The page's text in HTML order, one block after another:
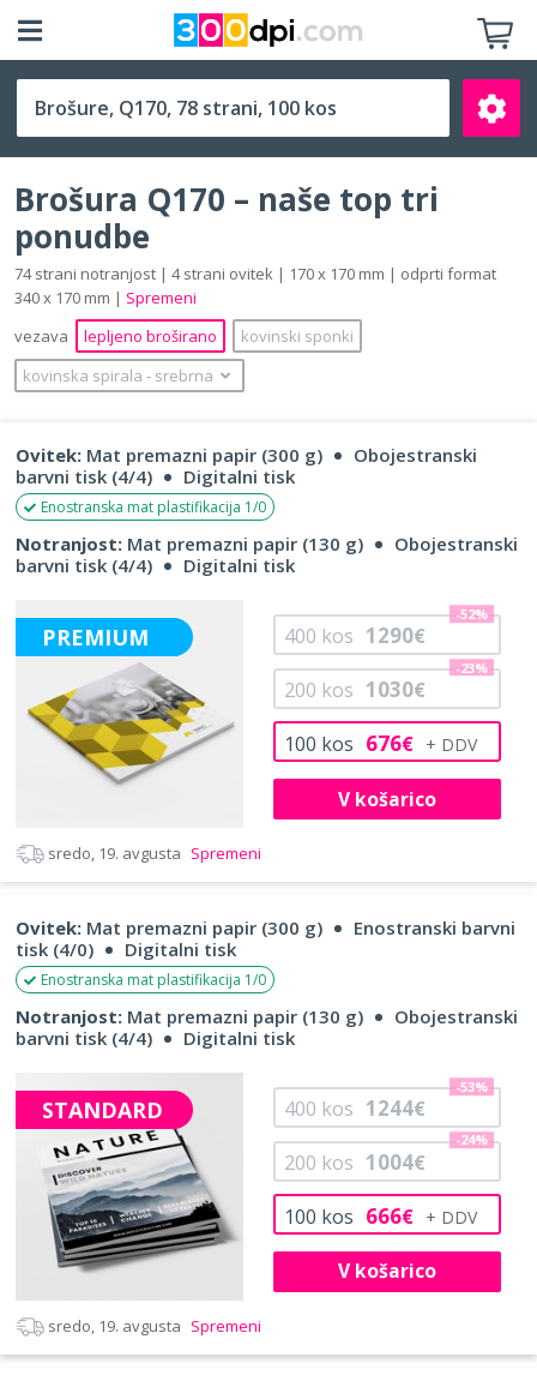
Q170 (170 x 170 mm)
Išči
Brošura Q170 – naše top tri
ponudbe
74 strani notranjost | 4 strani ovitek | 170 x 170 mm | odprti format
340 x 170 mm | Spremeni
vezava
lepljeno broširano
kovinski sponki
kovinska spirala ‐ srebrna
Ovitek: Mat premazni papir (300 g)
Obojestranski
barvni tisk (4/4)
Digitalni tisk
Enostranska mat plastifikacija 1/0
Notranjost: Mat premazni papir (130 g)
Obojestranski
barvni tisk (4/4)
Digitalni tisk
PREMIUM
100 kos 676€
200 kos 1030€
-23%
400 kos 1290€
-52%
V košarico
sredo, 19. avgusta Spremeni
Ovitek: Mat premazni papir (300 g)
Enostranski barvni
tisk (4/0)
Digitalni tisk
Enostranska mat plastifikacija 1/0
Notranjost: Mat premazni papir (130 g)
Obojestranski
barvni tisk (4/4)
Digitalni tisk
STANDARD
100 kos 666€
200 kos 1004€
-24%
400 kos 1244€
-53%
V košarico
sredo, 19. avgusta Spremeni